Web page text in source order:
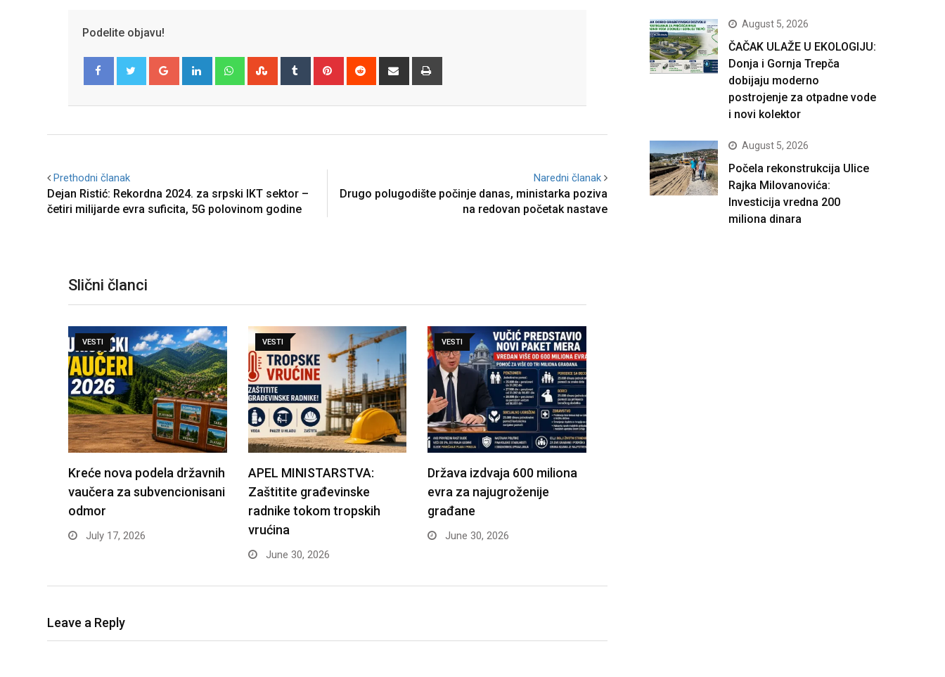
Podelite objavu!
Google+ LinkedIn WhatsappStumbleUpon
Tumblr Pinterest Reddit
Share
Prethodni članak
Dejan Ristić: Rekordna 2024. za srpski IKT sektor –
četiri milijarde evra suficita, 5G polovinom godine
Naredni članak
Drugo polugodište počinje danas, ministarka poziva
na redovan početak nastave
Slični članci
VESTI
Kreće nova podela državnih
vaučera za subvencionisani
odmor
July 17, 2026
VESTI
APEL MINISTARSTVA:
Zaštitite građevinske
radnike tokom tropskih
vrućina
June 30, 2026
VESTI
Država izdvaja 600 miliona
evra za najugroženije
građane
June 30, 2026
Leave a Reply
August 5, 2026
ČAČAK ULAŽE U EKOLOGIJU:
Donja i Gornja Trepča
dobijaju moderno
postrojenje za otpadne vode
i novi kolektor
August 5, 2026
Počela rekonstrukcija Ulice
Rajka Milovanovića:
Investicija vredna 200
miliona dinara